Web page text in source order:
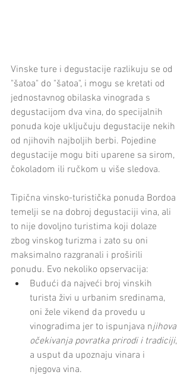
Vinske ture i degustacije razlikuju se od
"šatoa" do "šatoa", i mogu se kretati od
jednostavnog obilaska vinograda s
degustacijom dva vina, do specijalnih
ponuda koje uključuju degustacije nekih
od njihovih najboljih berbi. Pojedine
degustacije mogu biti uparene sa sirom,
čokoladom ili ručkom u više sledova.
Tipična vinsko-turistička ponuda Bordoa
temelji se na dobroj degustaciji vina, ali
to nije dovoljno turistima koji dolaze
zbog vinskog turizma i zato su oni
maksimalno razgranali i proširili
ponudu. Evo nekoliko opservacija:
Budući da najveći broj vinskih
turista živi u urbanim sredinama,
oni žele vikend da provedu u
vinogradima jer to ispunjava njihova
očekivanja povratka prirodi i tradiciji,
a usput da upoznaju vinara i
njegova vina.